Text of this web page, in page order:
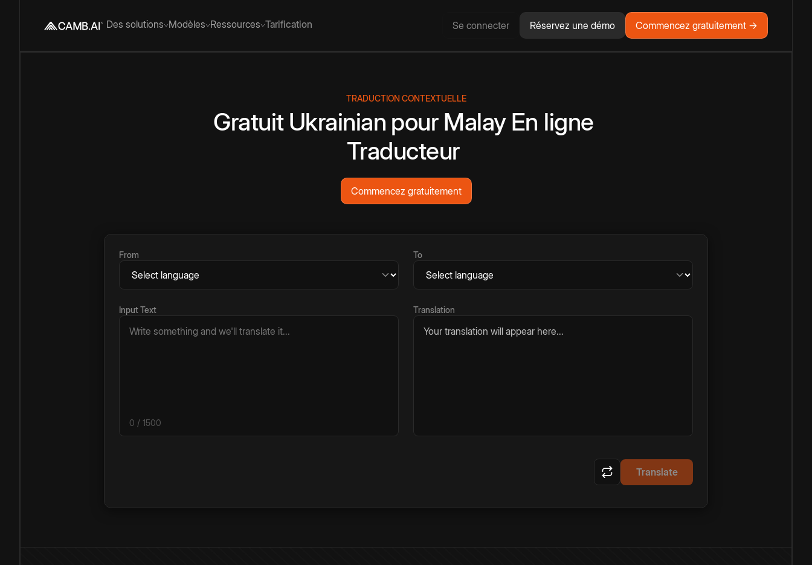
Des solutions Modèles Ressources Tarification Se connecter Réservez une démo Commencez gratuitement →
TRADUCTION CONTEXTUELLE
Gratuit Ukrainian pour Malay En ligne
Traducteur
Commencez gratuitement
From To
Input Text
0 / 1500
Translation
Your translation will appear here...
Translate